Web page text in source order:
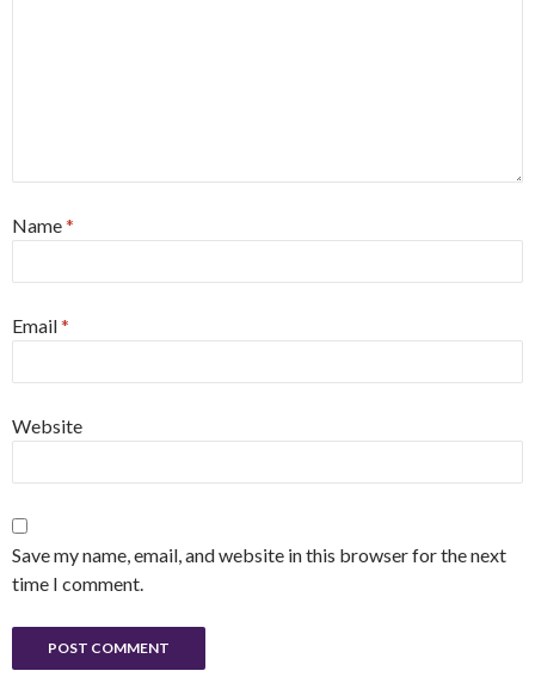
Name*
Email*
Website
Save my name, email, and website in this browser for the next
time I comment.